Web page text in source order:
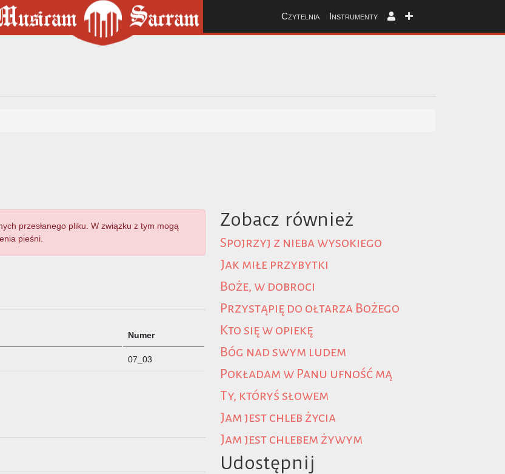
Czytelnia Instrumenty
przesłanego pliku. W związku z tym mogą
pieśni.
Numer
07_03
Zobacz również
Spojrzyj z nieba wysokiego
Jak miłe przybytki
Boże, w dobroci
Przystąpię do ołtarza Bożego
Kto się w opiekę
Bóg nad swym ludem
Pokładam w Panu ufność mą
Ty, któryś słowem
Jam jest chleb życia
Jam jest chlebem żywym
Udostępnij